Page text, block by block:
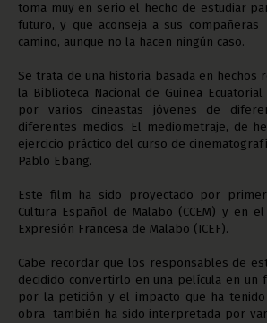
toma muy en serio el hecho de estudiar
futuro, y que aconseja a sus
camino, aunque no la hacen ningún caso.
Se trata de una historia basada en hechos
la Biblioteca Nacional de Guinea
por varios cineastas jóvenes de
diferentes medios. El mediometraje, de
ejercicio práctico del curso de
Pablo Ebang.
Este film ha sido proyectado por
Cultura Español de Malabo (CCEM) y en
Expresión Francesa de Malabo (ICEF).
Cabe recordar que los responsables de
decidido convertirlo en una película en un
por la petición y el impacto que ha
obra también ha sido interpretada por